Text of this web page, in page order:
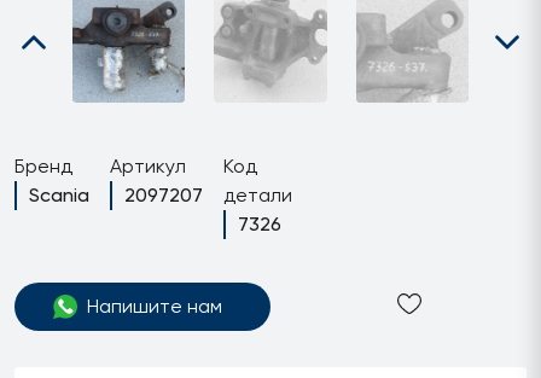
Бренд
Scania
Артикул
2097207
Код
детали
7326
Напишите нам